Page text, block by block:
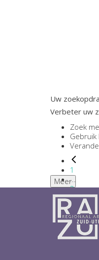
Uw
Verbeter uw
Zoek
1
...
2
3
4
5
6
...
Meer